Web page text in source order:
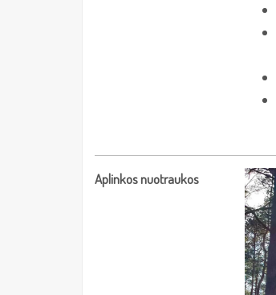
Aplinkos nuotraukos